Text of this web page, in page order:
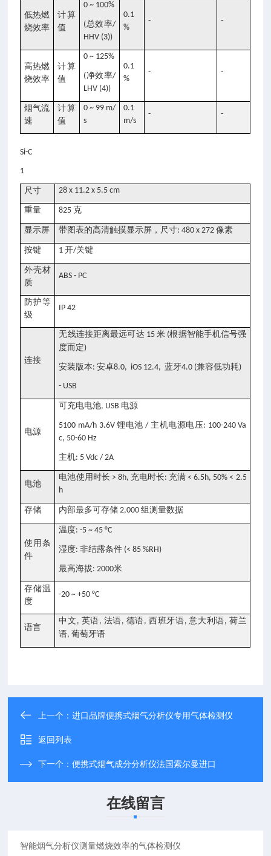
低热燃
烧效率
计算
值
0 ~ 100%
(总效率/
HHV (3))
0.1
%
- -
高热燃
烧效率
计算
值
0 ~ 125%
(净效率/
LHV (4))
0.1
%
- -
烟气流
速
计算
值
0 ~ 99 m/
s
0.1
m/s
- -
Si-C
1
尺寸 28 x 11.2 x 5.5 cm
重量 825 克
显示屏 带图表的高清触摸显示屏，尺寸: 480 x 272像素
按键 1开/关键
外壳材
质
ABS - PC
防护等
级
IP 42
连接
无线连接距离最远可达 15米 (根据智能手机信号强
度而定)
安装版本:安卓8.0, iOS 12.4,蓝牙4.0 (兼容低功耗)
- USB
电源
可充电电池, USB 电源
5100 mA/h 3.6V锂电池 / 主机电源电压: 100-240 Va
c, 50-60 Hz
主机: 5 Vdc / 2A
电池
电池使用时长 > 8h, 充电时长: 充满 < 6.5h, 50% < 2.5
h
存储 内部最多可存储 2,000组测量数据
使用条
件
温度: -5 ~ 45 °C
湿度:非结露条件 (< 85 %RH)
最高海拔: 2000米
存储温
度
-20 ~ +50 °C
语言
中文 , 英语, 法语, 德语, 西班牙语,意大利语, 荷兰
语,葡萄牙语
上一个：进口品牌便携式烟气分析仪专用气体检测仪
返回列表
下一个：便携式烟气成分分析仪法国索尔曼进口
在线留言